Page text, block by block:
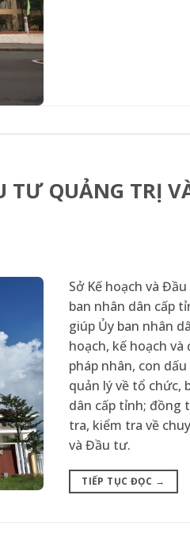
QUẢNG TRỊ
Sở Kế hoạch và
ban nhân dân cấp
giúp Ủy ban nhân
hoạch, kế hoạch
pháp nhân, con
quản lý về tổ chức,
dân cấp tỉnh; đồng
tra, kiểm tra về
và Đầu tư.
TIẾP TỤC ĐỌC →